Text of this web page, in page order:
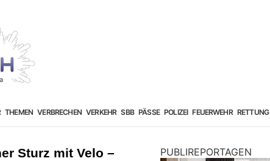
THEMEN VERBRECHEN VERKEHR SBB PÄSSE POLIZEI FEUERWEHR RETTUNG
Sturz mit Velo –
PUBLIREPORTAGEN